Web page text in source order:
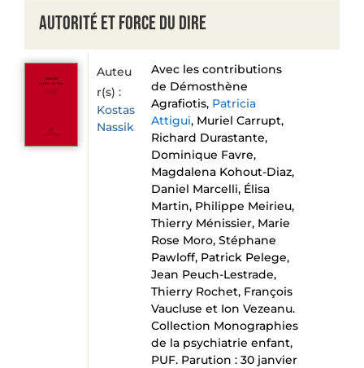
Autorité et force du dire
Auteu
r(s) :
Kostas
Nassikas
Avec les contributions
de Démosthène
Agrafiotis, Patricia
Attigui, Muriel Carrupt,
Richard Durastante,
Dominique Favre,
Magdalena Kohout-Diaz,
Daniel Marcelli, Élisa
Martin, Philippe Meirieu,
Thierry Ménissier, Marie
Rose Moro, Stéphane
Pawloff, Patrick Pelege,
Jean Peuch-Lestrade,
Thierry Rochet, François
Vaucluse et Ion Vezeanu.
Collection Monographies
de la psychiatrie enfant,
PUF. Parution : 30 janvier